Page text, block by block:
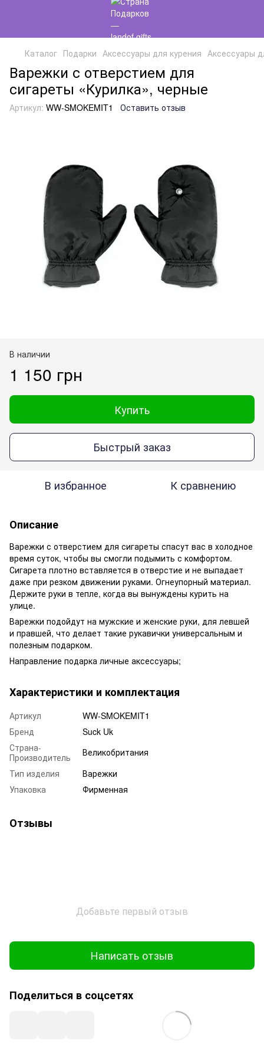
Каталог Подарки Аксессуары для курения Аксессуары
Варежки с отверстием для
сигареты «Курилка», черные
Артикул: WW-SMOKEMIT1 Оставить отзыв
В наличии
1 150 грн
Купить
Быстрый заказ
В избранное К сравнению
Описание
Варежки с отверстием для сигареты спасут вас в холодное
время суток, чтобы вы смогли подымить с комфортом.
Сигарета плотно вставляется в отверстие и не выпадает
даже при резком движении руками. Огнеупорный материал.
Держите руки в тепле, когда вы вынуждены курить на
улице.
Варежки подойдут на мужские и женские руки, для левшей
и правшей, что делает такие рукавички универсальным и
полезным подарком.
Направление подарка личные аксессуары;
Характеристики и комплектация
Артикул
WW-SMOKEMIT1
Бренд
Suck Uk
Страна-
Производитель
Великобритания
Тип изделия
Варежки
Упаковка
Фирменная
Отзывы
Добавьте первый отзыв
Написать отзыв
Поделиться в соцсетях